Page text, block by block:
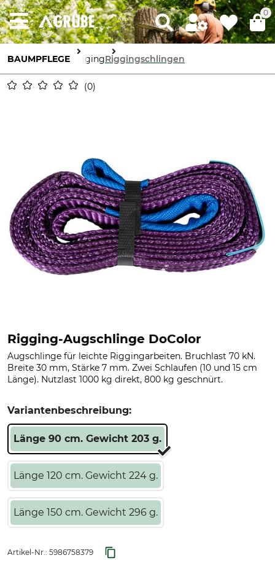
0
BAUMPFLEGE RiggingRiggingschlingen
0
Rigging-Augschlinge DoColor
Augschlinge für leichte Riggingarbeiten. Bruchlast 70 kN.
Breite 30 mm, Stärke 7 mm. Zwei Schlaufen (10 und 15 cm
Länge). Nutzlast 1000 kg direkt, 800 kg geschnürt.
Variantenbeschreibung:
Länge 90 cm. Gewicht 203 g.
Länge 120 cm. Gewicht 224 g.
Länge 150 cm. Gewicht 296 g.
Artikel-Nr.: 5986758379